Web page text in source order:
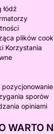
łódź
plików
Korzystania
sporów
opiniami
WARTO